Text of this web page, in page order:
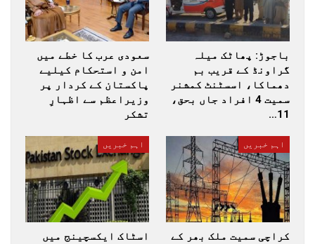
باجوڑ: پھاٹک میلہ
گراونڈ کے قریب بم
دھماکا، اسسٹنٹ کمشنر
سمیت 4 افراد جاں بحق،
11…
سعودی عرب کا خطے میں
امن و استحکام کیلیے
پاکستان کے کردار پر
وزیراعظم سے اظہارِ
تشکر
اہم خبریں
کراچی سمیت ملک بھر کے
اہم خبریں
اسٹاک ایکسچینج میں